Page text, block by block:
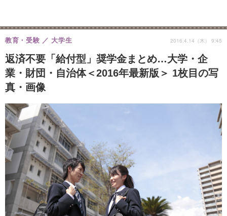
返済不要「給付型」奨学金まとめ…大学・企
業・財団・自治体＜2016年最新版＞ 1枚目の写
真・画像
教育・受験 大学生 2016.4.14（木） 9:45